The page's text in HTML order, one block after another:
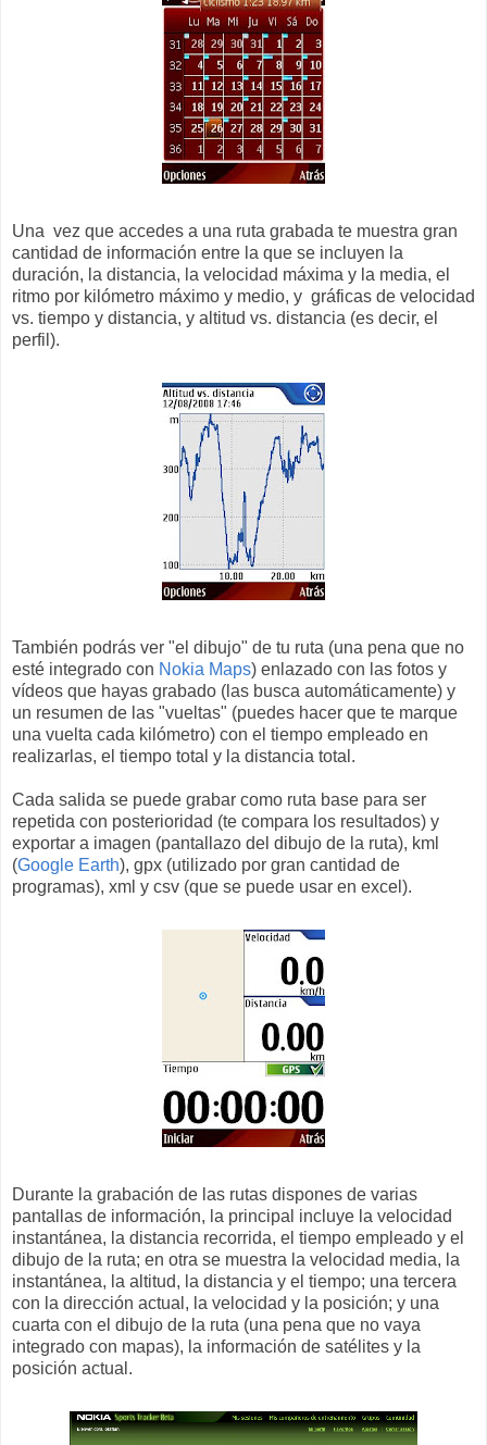
Una vez que accedes a una ruta grabada te muestra gran
cantidad de información entre la que se incluyen la
duración, la distancia, la velocidad máxima y la media, el
ritmo por kilómetro máximo y medio, y gráficas de velocidad
vs. tiempo y distancia, y altitud vs. distancia (es decir, el
perfil).
También podrás ver "el dibujo" de tu ruta (una pena que no
esté integrado con Nokia Maps) enlazado con las fotos y
vídeos que hayas grabado (las busca automáticamente) y
un resumen de las "vueltas" (puedes hacer que te marque
una vuelta cada kilómetro) con el tiempo empleado en
realizarlas, el tiempo total y la distancia total.
Cada salida se puede grabar como ruta base para ser
repetida con posterioridad (te compara los resultados) y
exportar a imagen (pantallazo del dibujo de la ruta), kml
(Google Earth), gpx (utilizado por gran cantidad de
programas), xml y csv (que se puede usar en excel).
Durante la grabación de las rutas dispones de varias
pantallas de información, la principal incluye la velocidad
instantánea, la distancia recorrida, el tiempo empleado y el
dibujo de la ruta; en otra se muestra la velocidad media, la
instantánea, la altitud, la distancia y el tiempo; una tercera
con la dirección actual, la velocidad y la posición; y una
cuarta con el dibujo de la ruta (una pena que no vaya
integrado con mapas), la información de satélites y la
posición actual.